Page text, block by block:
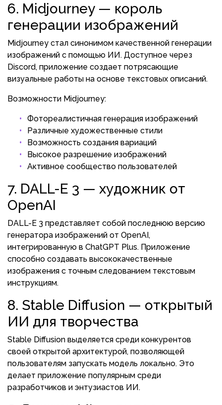
6. Midjourney — король
генерации изображений
Midjourney стал синонимом качественной генерации
изображений с помощью ИИ. Доступное через
Discord, приложение создает потрясающие
визуальные работы на основе текстовых описаний.
Возможности Midjourney:
Фотореалистичная генерация изображений
Различные художественные стили
Возможность создания вариаций
Высокое разрешение изображений
Активное сообщество пользователей
7. DALL-E 3 — художник от
OpenAI
DALL-E 3 представляет собой последнюю версию
генератора изображений от OpenAI,
интегрированную в ChatGPT Plus. Приложение
способно создавать высококачественные
изображения с точным следованием текстовым
инструкциям.
8. Stable Diffusion — открытый
ИИ для творчества
Stable Diffusion выделяется среди конкурентов
своей открытой архитектурой, позволяющей
пользователям запускать модель локально. Это
делает приложение популярным среди
разработчиков и энтузиастов ИИ.